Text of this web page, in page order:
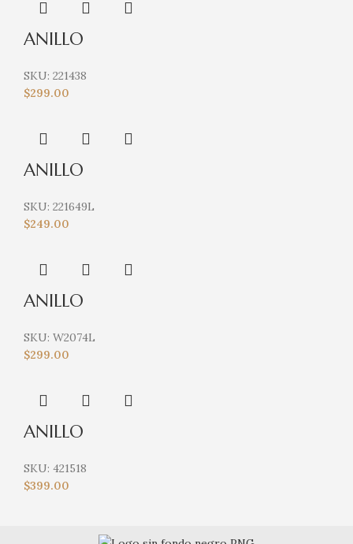
ANILLO
SKU: 221438
$299.00
ANILLO
SKU: 221649L
$249.00
ANILLO
SKU: W2074L
$299.00
ANILLO
SKU: 421518
$399.00